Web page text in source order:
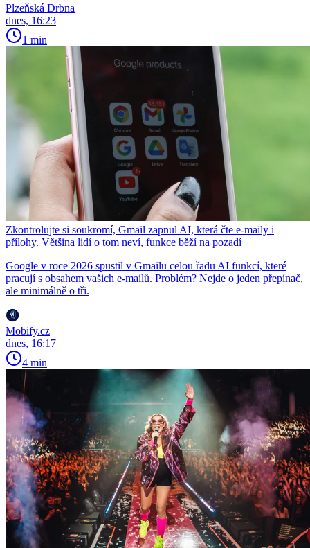
Plzeňská Drbna
dnes, 16:23
1 min
Zkontrolujte si soukromí, Gmail zapnul AI, která čte e-maily i
přílohy. Většina lidí o tom neví, funkce běží na pozadí
Google v roce 2026 spustil v Gmailu celou řadu AI funkcí, které
pracují s obsahem vašich e-mailů. Problém? Nejde o jeden přepínač,
ale minimálně o tři.
Mobify.cz
dnes, 16:17
4 min